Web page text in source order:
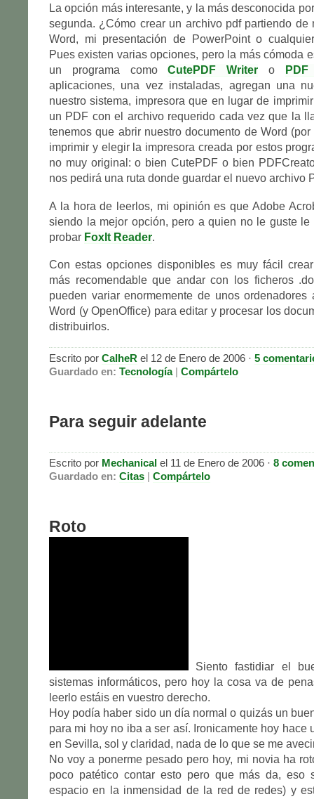
La opción más interesante, y la más desconocida
segunda. ¿Cómo crear un archivo pdf partiendo de
Word, mi presentación de PowerPoint o
Pues existen varias opciones, pero la más cómoda
un programa comoCutePDF Writer o
aplicaciones, una vez instaladas, agregan una
nuestro sistema, impresora que en lugar de
un PDF con el archivo requerido cada vez que la
tenemos que abrir nuestro documento de Word
imprimir y elegir la impresora creada por estos
no muy original: o bien CutePDF o bien
nos pedirá una ruta donde guardar el nuevo archivo
A la hora de leerlos, mi opinión es que Adobe
siendo la mejor opción, pero a quien no le guste le
probar FoxIt Reader.
Con estas opciones disponibles es muy fácil
más recomendable que andar con los ficheros
pueden variar enormemente de unos ordenadores
Word (y OpenOffice) para editar y procesar los
distribuirlos.
Escrito por CalheR el 12 de Enero de 2006 · 5
Guardado en: Tecnología| Compártelo
Para seguir adelante
Escrito por Mechanical el 11 de Enero de 2006 · 8
Guardado en: Citas | Compártelo
Roto
Siento fastidiar el
sistemas informáticos, pero hoy la cosa va de
leerlo estáis en vuestro derecho.
Hoy podía haber sido un día normal o quizás un
para mi hoy no iba a ser así. Ironicamente hoy hace
en Sevilla, sol y claridad, nada de lo que se me
No voy a ponerme pesado pero hoy, mi novia ha
poco patético contar esto pero que más da, eso
espacio en la inmensidad de la red de redes) y